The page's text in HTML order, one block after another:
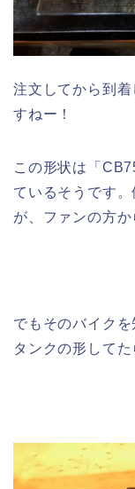
注文してから到
すねー！
この形状は「
ているそうです
が、ファンの方か
でもそのバイク
タンクの形してた